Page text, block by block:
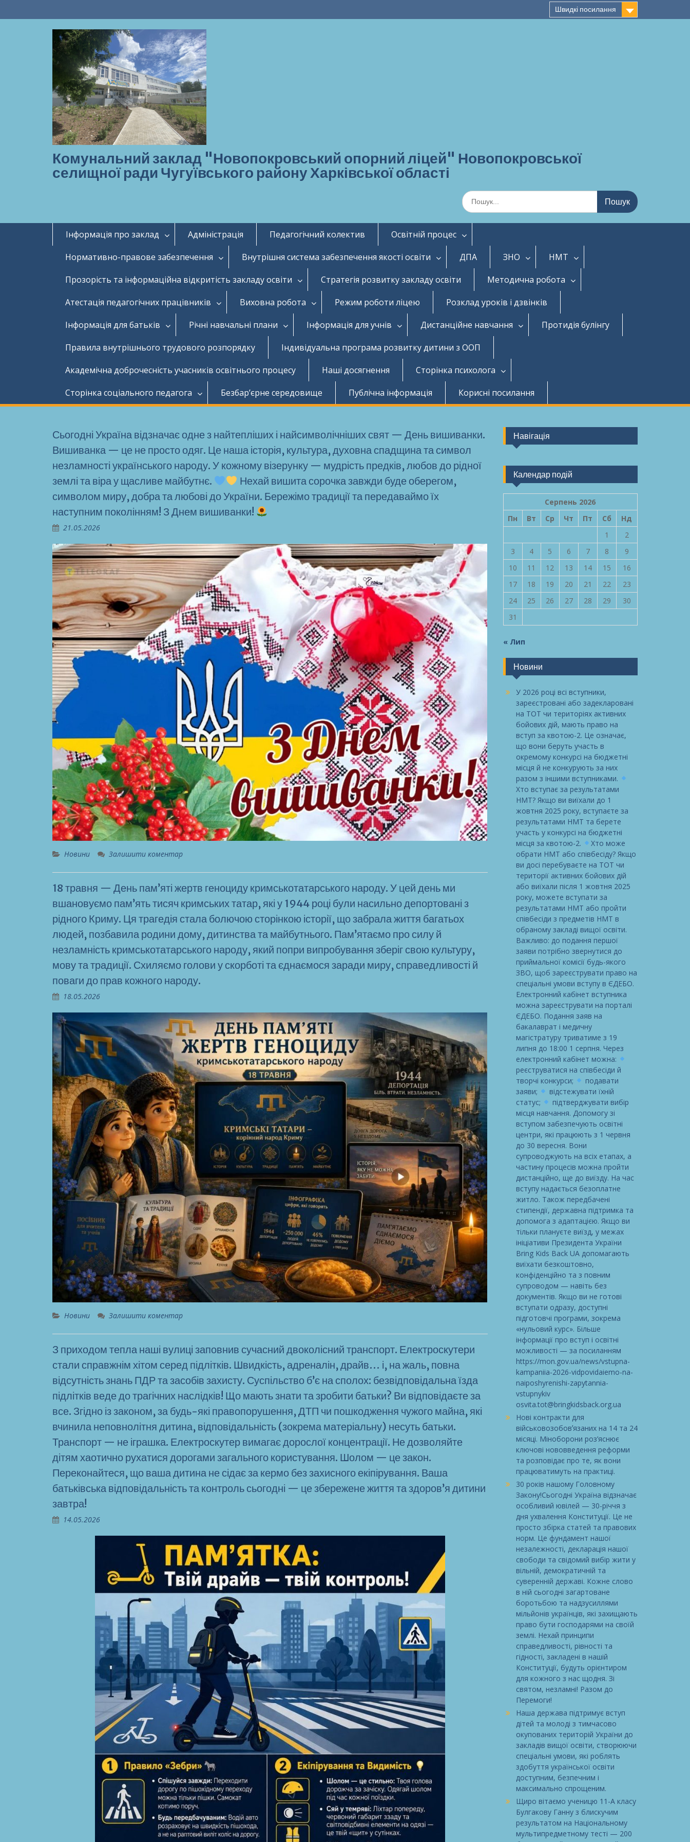
Швидкі посилання
Комунальний заклад "Новопокровський опорний ліцей" Новопокровської
селищної ради Чугуївського району Харківської області
Шукати:
Інформація про заклад Адміністрація Педагогічний колектив
Освітній процес
Нормативно-правове забезпечення
Внутрішня система забезпечення якості освіти ДПА ЗНО
НМТ
Прозорість та інформаційна відкритість закладу освіти
Стратегія розвитку закладу освіти
Методична робота
Атестація педагогічних працівників
Виховна робота Режим роботи ліцею
Розклад уроків і дзвінків
Інформація для батьків
Річні навчальні плани Інформація для учнів Дистанційне навчання
Протидія булінгу
Правила внутрішнього трудового розпорядку
Індивідуальна програма розвитку дитини з ООП
Академічна доброчесність учасників освітнього процесу
Наші досягнення
Сторінка психолога
Сторінка соціального педагога
Безбар’єрне середовище Публічна інформація Корисні посилання
Сьогодні Україна відзначає одне з найтепліших і найсимволічніших свят — День вишиванки.
Вишиванка — це не просто одяг. Це наша історія, культура, духовна спадщина та символ
незламності українського народу. У кожному візерунку — мудрість предків, любов до рідної
землі та віра у щасливе майбутнє.
Нехай вишита сорочка завжди буде оберегом,
символом миру, добра та любові до України. Бережімо традиції та передаваймо їх
наступним поколінням! З Днем вишиванки!
21.05.2026
Новини Залишити коментар
18 травня — День пам’яті жертв геноциду кримськотатарського народу. У цей день ми
вшановуємо пам’ять тисяч кримських татар, які у 1944 році були насильно депортовані з
рідного Криму. Ця трагедія стала болючою сторінкою історії, що забрала життя багатьох
людей, позбавила родини дому, дитинства та майбутнього. Пам’ятаємо про силу й
незламність кримськотатарського народу, який попри випробування зберіг свою культуру,
мову та традиції. Схиляємо голови у скорботі та єднаємося заради миру, справедливості й
поваги до прав кожного народу.
18.05.2026
Новини Залишити коментар
З приходом тепла наші вулиці заповнив сучасний двоколісний транспорт. Електроскутери
стали справжнім хітом серед підлітків. Швидкість, адреналін, драйв… і, на жаль, повна
відсутність знань ПДР та засобів захисту. Суспільство б’є на сполох: безвідповідальна їзда
підлітків веде до трагічних наслідків! Що мають знати та зробити батьки? Ви відповідаєте за
все. Згідно із законом, за будь-які правопорушення, ДТП чи пошкодження чужого майна, які
вчинила неповнолітня дитина, відповідальність (зокрема матеріальну) несуть батьки.
Транспорт — не іграшка. Електроскутер вимагає дорослої концентрації. Не дозволяйте
дітям хаотично рухатися дорогами загального користування. Шолом — це закон.
Переконайтеся, що ваша дитина не сідає за кермо без захисного екіпірування. Ваша
батьківська відповідальність та контроль сьогодні — це збережене життя та здоров’я дитини
завтра!
14.05.2026
Навігація
Календар подій
Серпень 2026
Пн
Вт Ср Чт Пт Сб
Нд
1
2
3
4 5 6 7 8
9
10
11 12 13 14 15
16
17
18 19 20 21 22
23
24
25 26 27 28 29
30
31
« Лип
Новини
У 2026 році всі вступники,
зареєстровані або задекларовані
на ТОТ чи територіях активних
бойових дій, мають право на
вступ за квотою-2. Це означає,
що вони беруть участь в
окремому конкурсі на бюджетні
місця й не конкурують за них
разом з іншими вступниками.
Хто вступає за результатами
НМТ? Якщо ви виїхали до 1
жовтня 2025 року, вступаєте за
результатами НМТ та берете
участь у конкурсі на бюджетні
місця за квотою-2.
Хто може
обрати НМТ або співбесіду? Якщо
ви досі перебуваєте на ТОТ чи
території активних бойових дій
або виїхали після 1 жовтня 2025
року, можете вступати за
результатами НМТ або пройти
співбесіди з предметів НМТ в
обраному закладі вищої освіти.
Важливо: до подання першої
заяви потрібно звернутися до
приймальної комісії будь-якого
ЗВО, щоб зареєструвати право на
спеціальні умови вступу в ЄДЕБО.
Електронний кабінет вступника
можна зареєструвати на порталі
ЄДЕБО. Подання заяв на
бакалаврат і медичну
магістратуру триватиме з 19
липня до 18:00 1 серпня. Через
електронний кабінет можна:
реєструватися на співбесіди й
творчі конкурси;
подавати
заяви;
відстежувати їхній
статус;
підтверджувати вибір
місця навчання. Допомогу зі
вступом забезпечують освітні
центри, які працюють з 1 червня
до 30 вересня. Вони
супроводжують на всіх етапах, а
частину процесів можна пройти
дистанційно, ще до виїзду. На час
вступу надається безоплатне
житло. Також передбачені
стипендії, державна підтримка та
допомога з адаптацією. Якщо ви
тільки плануєте виїзд, у межах
ініціативи Президента України
Bring Kids Back UA допомагають
виїхати безкоштовно,
конфіденційно та з повним
супроводом — навіть без
документів. Якщо ви не готові
вступати одразу, доступні
підготовчі програми, зокрема
«нульовий курс». Більше
інформації про вступ і освітні
можливості — за посиланням
https://mon.gov.ua/news/vstupna-
kampaniia-2026-vidpovidaiemo-na-
naiposhyrenishi-zapytannia-
vstupnykiv
osvita.tot@bringkidsback.org.ua
Нові контракти для
військовозобовʼязаних на 14 та 24
місяці. Міноборони роз’яснює
ключові нововведення реформи
та розповідає про те, як вони
працюватимуть на практиці.
30 років нашому Головному
Закону!Сьогодні Україна відзначає
особливий ювілей — 30-річчя з
дня ухвалення Конституції. Це не
просто збірка статей та правових
норм. Це фундамент нашої
незалежності, декларація нашої
свободи та свідомий вибір жити у
вільній, демократичній та
суверенній державі. Кожне слово
в ній сьогодні загартоване
боротьбою та надзусиллями
мільйонів українців, які захищають
право бути господарями на своїй
землі. Нехай принципи
справедливості, рівності та
гідності, закладені в нашій
Конституції, будуть орієнтиром
для кожного з нас щодня. Зі
святом, незламні! Разом до
Перемоги!
Наша держава підтримує вступ
дітей та молоді з тимчасово
окупованих територій України до
закладів вищої освіти, створюючи
спеціальні умови, які роблять
здобуття української освіти
доступним, безпечним і
максимально спрощеним.
Щиро вітаємо ученицю 11-А класу
Булгакову Ганну з блискучим
результатом на Національному
мультипредметному тесті — 200